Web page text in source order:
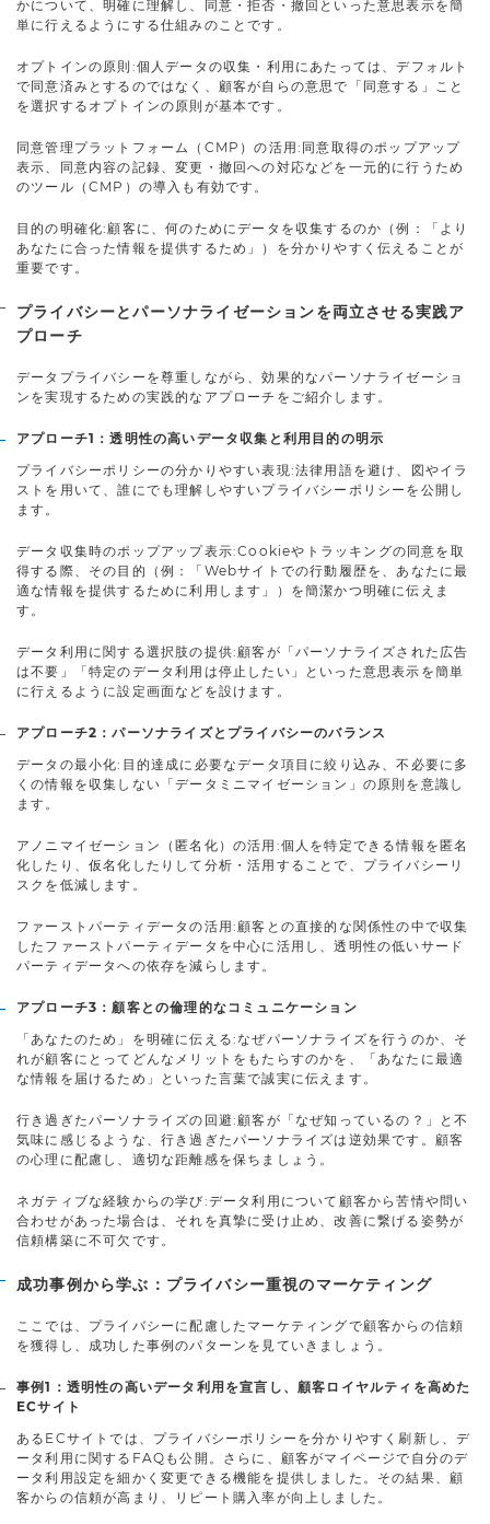
かについて、明確に理解し、同意・拒否・撤回といった意思表示を簡
単に行えるようにする仕組みのことです。
オプトインの原則:個人データの収集・利用にあたっては、デフォルト
で同意済みとするのではなく、顧客が自らの意思で「同意する」こと
を選択するオプトインの原則が基本です。
同意管理プラットフォーム（CMP）の活用:同意取得のポップアップ
表示、同意内容の記録、変更・撤回への対応などを一元的に行うため
のツール（CMP）の導入も有効です。
目的の明確化:顧客に、何のためにデータを収集するのか（例：「より
あなたに合った情報を提供するため」）を分かりやすく伝えることが
重要です。
プライバシーとパーソナライゼーションを両立させる実践ア
プローチ
データプライバシーを尊重しながら、効果的なパーソナライゼーショ
ンを実現するための実践的なアプローチをご紹介します。
アプローチ1：透明性の高いデータ収集と利用目的の明示
プライバシーポリシーの分かりやすい表現:法律用語を避け、図やイラ
ストを用いて、誰にでも理解しやすいプライバシーポリシーを公開し
ます。
データ収集時のポップアップ表示:Cookieやトラッキングの同意を取
得する際、その目的（例：「Webサイトでの行動履歴を、あなたに最
適な情報を提供するために利用します」）を簡潔かつ明確に伝えま
す。
データ利用に関する選択肢の提供:顧客が「パーソナライズされた広告
は不要」「特定のデータ利用は停止したい」といった意思表示を簡単
に行えるように設定画面などを設けます。
アプローチ2：パーソナライズとプライバシーのバランス
データの最小化:目的達成に必要なデータ項目に絞り込み、不必要に多
くの情報を収集しない「データミニマイゼーション」の原則を意識し
ます。
アノニマイゼーション（匿名化）の活用:個人を特定できる情報を匿名
化したり、仮名化したりして分析・活用することで、プライバシーリ
スクを低減します。
ファーストパーティデータの活用:顧客との直接的な関係性の中で収集
したファーストパーティデータを中心に活用し、透明性の低いサード
パーティデータへの依存を減らします。
アプローチ3：顧客との倫理的なコミュニケーション
「あなたのため」を明確に伝える:なぜパーソナライズを行うのか、そ
れが顧客にとってどんなメリットをもたらすのかを、「あなたに最適
な情報を届けるため」といった言葉で誠実に伝えます。
行き過ぎたパーソナライズの回避:顧客が「なぜ知っているの？」と不
気味に感じるような、行き過ぎたパーソナライズは逆効果です。顧客
の心理に配慮し、適切な距離感を保ちましょう。
ネガティブな経験からの学び:データ利用について顧客から苦情や問い
合わせがあった場合は、それを真摯に受け止め、改善に繋げる姿勢が
信頼構築に不可欠です。
成功事例から学ぶ：プライバシー重視のマーケティング
ここでは、プライバシーに配慮したマーケティングで顧客からの信頼
を獲得し、成功した事例のパターンを見ていきましょう。
事例1：透明性の高いデータ利用を宣言し、顧客ロイヤルティを高めた
ECサイト
あるECサイトでは、プライバシーポリシーを分かりやすく刷新し、デ
ータ利用に関するFAQも公開。さらに、顧客がマイページで自分のデ
ータ利用設定を細かく変更できる機能を提供しました。その結果、顧
客からの信頼が高まり、リピート購入率が向上しました。